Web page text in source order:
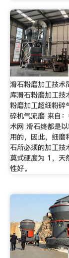
滑石粉磨加工技术
库滑石粉磨加工技
粉磨加工超细粉碎
碎机气流磨 来自
术网 滑石终都是
用的，因此，细磨
石所必须的加工技
莫式硬度为 1，天
性好。